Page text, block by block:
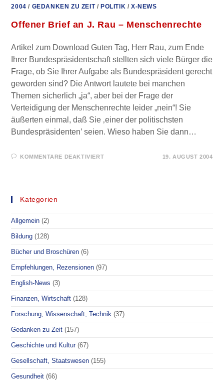
2004 / GEDANKEN ZU ZEIT/ POLITIK /X-NEWS
Offener Brief an J. Rau – Menschenrechte
Artikel zum Download Guten Tag, Herr Rau, zum Ende
Ihrer Bundespräsidentschaft stellten sich viele Bürger die
Frage, ob Sie Ihrer Aufgabe als Bundespräsident gerecht
geworden sind? Die Antwort lautete bei manchen
Themen sicherlich „ja“, aber bei der Frage der
Verteidigung der Menschenrechte leider „nein“! Sie
äußerten einmal, daß Sie ‚einer der politischsten
Bundespräsidenten’ seien. Wieso haben Sie dann…
KOMMENTARE DEAKTIVIERTFÜR
19. AUGUST 2004
Kategorien
Allgemein (2)
Bildung (128)
Bücher und Broschüren (6)
Empfehlungen, Rezensionen (97)
English-News (3)
Finanzen, Wirtschaft (128)
Forschung, Wissenschaft, Technik (37)
Gedanken zu Zeit (157)
Geschichte und Kultur (67)
Gesellschaft, Staatswesen (155)
Gesundheit (66)